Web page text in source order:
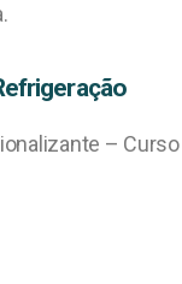
–